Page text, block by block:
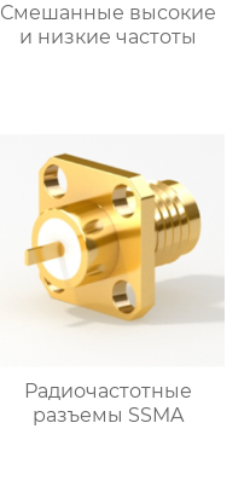
Смешанные высокие
и низкие частоты
Радиочастотные
разъемы SSMA